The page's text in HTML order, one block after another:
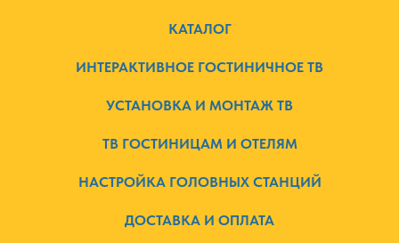
КАТАЛОГ
ИНТЕРАКТИВНОЕ ГОСТИНИЧНОЕ ТВ
УСТАНОВКА И МОНТАЖ ТВ
ТВ ГОСТИНИЦАМ И ОТЕЛЯМ
НАСТРОЙКА ГОЛОВНЫХ СТАНЦИЙ
ДОСТАВКА И ОПЛАТА